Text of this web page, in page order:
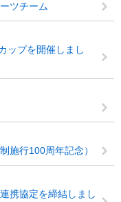
ツチーム
ップを開催しまし
施行100周年記念）
携協定を締結しまし